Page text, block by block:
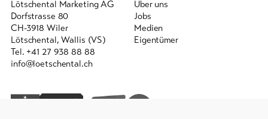
Lötschental Marketing AG
Dorfstrasse 80
CH-3918 Wiler
Lötschental, Wallis (VS)
Tel. +41 27 938 88 88
info@loetschental.ch
Über uns
Jobs
Medien
Eigentümer